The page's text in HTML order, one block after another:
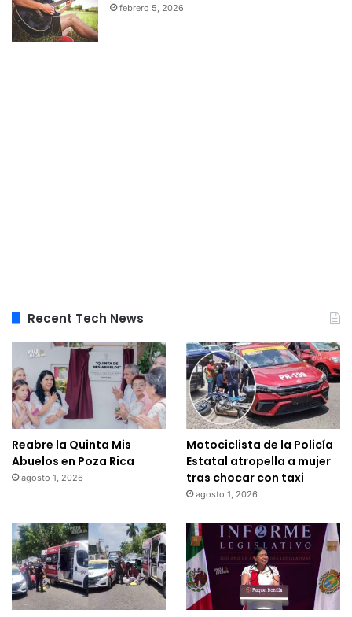
febrero 5, 2026
Recent Tech News
Reabre la Quinta Mis
Abuelos en Poza Rica
agosto 1, 2026
Motociclista de la Policía
Estatal atropella a mujer
tras chocar con taxi
agosto 1, 2026